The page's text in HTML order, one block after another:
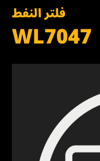
فلتر النفط
WL7047